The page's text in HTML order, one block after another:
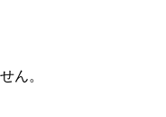
ん。